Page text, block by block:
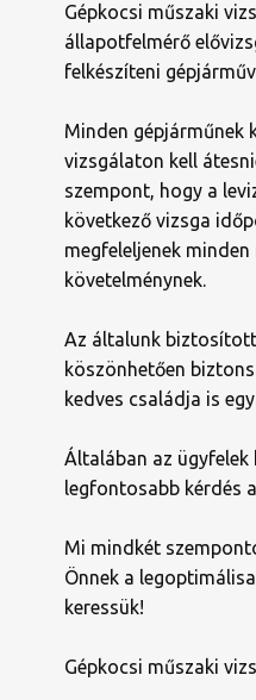
Gépkocsi műszaki
állapotfelmérő
felkészíteni
Minden gépjárműnek
vizsgálaton kell
szempont, hogy a
következő vizsga
megfeleljenek minden
követelménynek.
Az általunk
köszönhetően
kedves családja is
Általában az ügyfelek
legfontosabb kérdés
Mi mindkét
Önnek a
keressük!
Gépkocsi műszaki